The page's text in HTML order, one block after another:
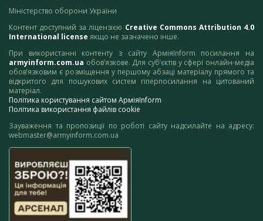
Міністерство оборони України
Контент доступний за ліцензією Creative Commons Attribution 4.0
International license якщо не зазначено інше.
При використанні контенту з сайту АрміяInform посилання на
armyinform.com.ua обов’язкове. Для суб’єктів у сфері онлайн-медіа
обов’язковим є розміщення у першому абзаці матеріалу прямого та
відкритого для пошукових систем гіперпосилання на цитований
матеріал.
Політика користування сайтом АрміяInform
Політика використання файлів cookie
Зауваження та пропозиції по роботі сайту надсилайте на адресу:
webmaster@armyinform.com.ua